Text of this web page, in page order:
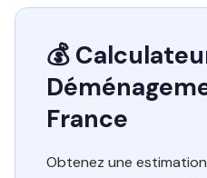
💰
France
Obtenez une